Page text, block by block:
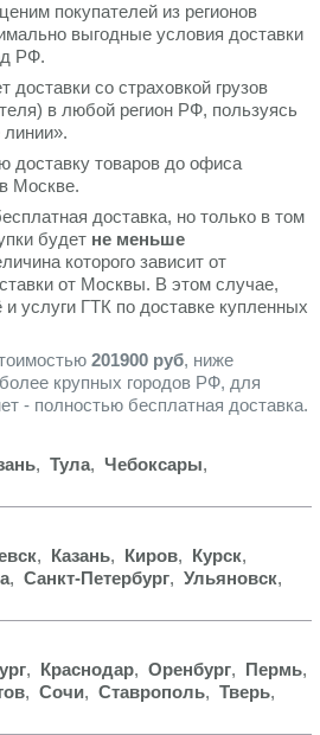
покупателей из регионов
выгодные условия доставки
РФ.
доставки со страховкой грузов
в любой регион РФ, пользуясь
доставку товаров до офиса
Москве.
доставка, но только в том
будет не меньше
которого зависит от
от Москвы. В этом случае,
услуги ГТК по доставке купленных
201900 руб, ниже
крупных городов РФ, для
- полностью бесплатная доставка.
, Тула, Чебоксары,
, Казань, Киров, Курск,
, Санкт-Петербург, Ульяновск,
, Краснодар, Оренбург, Пермь,
, Сочи, Ставрополь, Тверь,